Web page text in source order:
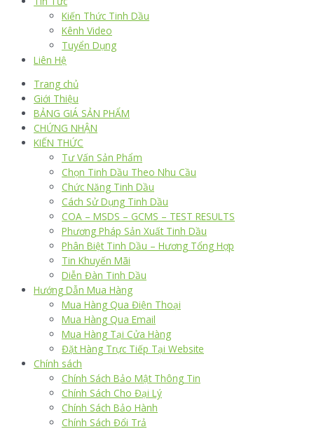
Kiến Thức Tinh Dầu
Kênh Video
Tuyển Dụng
Liên Hệ
Trang chủ
Giới Thiệu
BẢNG GIÁ SẢN PHẨM
CHỨNG NHẬN
KIẾN THỨC
Tư Vấn Sản Phẩm
Chọn Tinh Dầu Theo Nhu Cầu
Chức Năng Tinh Dầu
Cách Sử Dụng Tinh Dầu
COA – MSDS – GCMS – TEST RESULTS
Phương Pháp Sản Xuất Tinh Dầu
Phân Biệt Tinh Dầu – Hương Tổng Hợp
Tin Khuyến Mãi
Diễn Đàn Tinh Dầu
Hướng Dẫn Mua Hàng
Mua Hàng Qua Điện Thoại
Mua Hàng Qua Email
Mua Hàng Tại Cửa Hàng
Đặt Hàng Trực Tiếp Tại Website
Chính sách
Chính Sách Bảo Mật Thông Tin
Chính Sách Cho Đại Lý
Chính Sách Bảo Hành
Chính Sách Đổi Trả